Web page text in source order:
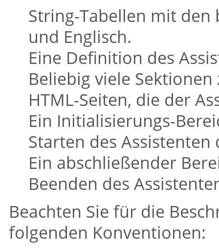
String-Tabellen mit
und Englisch.
Eine Definition des
Beliebig viele
HTML-Seiten, die der
Ein Initialisierungs-
Starten des
Ein abschließender
Beenden des
Beachten Sie für die
folgenden Konventionen: